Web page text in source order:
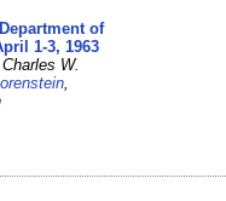
of
1-3, 1963
, Charles W.